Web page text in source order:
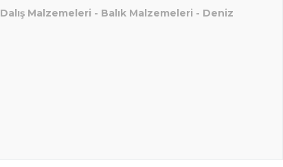
Dalış Malzemeleri - Balık Malzemeleri - Deniz